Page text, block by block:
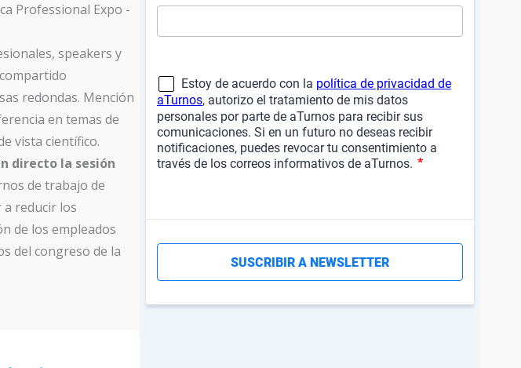
Professional Expo -
speakers y
redondas. Mención
en temas de
vista científico.
directo la sesión
de trabajo de
reducir los
de los empleados
del congreso de la